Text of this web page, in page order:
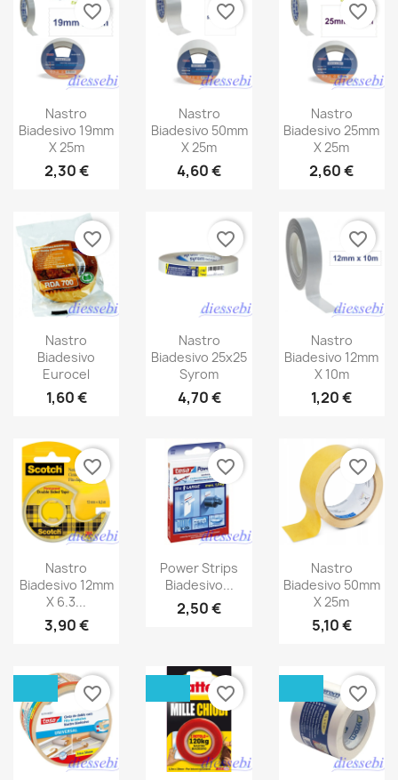
Nastro
Biadesivo 19mm
X 25m
2,30 €
favorite_border
Nastro
Biadesivo 50mm
X 25m
4,60 €
favorite_border
Nastro
Biadesivo 25mm
X 25m
2,60 €
favorite_border
Nastro
Biadesivo
Eurocel
1,60 €
favorite_border
Nastro
Biadesivo 25x25
Syrom
4,70 €
favorite_border
Nastro
Biadesivo 12mm
X 10m
1,20 €
favorite_border
Nastro
Biadesivo 12mm
X 6.3...
3,90 €
favorite_border
Power Strips
Biadesivo...
2,50 €
favorite_border
Nastro
Biadesivo 50mm
X 25m
5,10 €
favorite_border
favorite_border favorite_border favorite_border